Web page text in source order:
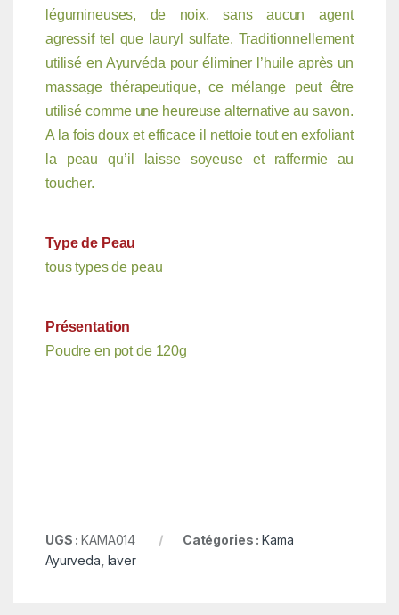
légumineuses, de noix, sans aucun agent
agressif tel que lauryl sulfate. Traditionnellement
utilisé en Ayurvéda pour éliminer l’huile après un
massage thérapeutique, ce mélange peut être
utilisé comme une heureuse alternative au savon.
A la fois doux et efficace il nettoie tout en exfoliant
la peau qu’il laisse soyeuse et raffermie au
toucher.
Type de Peau
tous types de peau
Présentation
Poudre en pot de 120g
UGS :KAMA014 Catégories :Kama
Ayurveda laver